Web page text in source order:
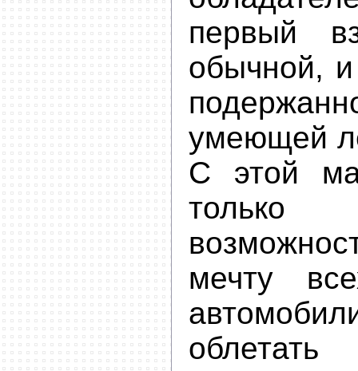
первый
обычной,
умеющей
С этой
мечту